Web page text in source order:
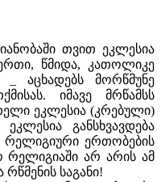
თვით ეკლესია
წმიდა, კათოლიკე
აცხადებს მორწმუნე
იმავე მრწამსს
ეკლესია (კრებული)
განსხვავდება
რელიგიური ერთობების
არ არის ამ
საგანი!